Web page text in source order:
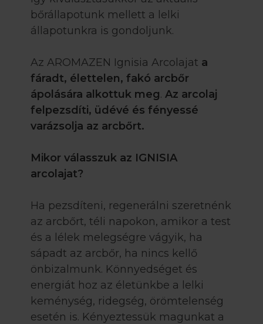
bőrállapotunk mellett a lelki
állapotunkra is gondoljunk.
Az AROMAZEN Ignisia Arcolajat a
fáradt, élettelen, fakó arcbőr
ápolására alkottuk meg. Az arcolaj
felpezsdíti, üdévé és fényessé
varázsolja az arcbőrt.
Mikor válasszuk az IGNISIA
arcolajat?
Ha pezsdíteni, regenerálni szeretnénk
az arcbőrt, téli napokon, amikor a test
és a lélek melegségre vágyik, ha
sápadt az arcbőr, ha nincs kellő
önbizalmunk. Könnyedséget és
energiát hoz az életünkbe a lelki
keménység, ridegség, örömtelenség
esetén is. Kényeztessük magunkat a